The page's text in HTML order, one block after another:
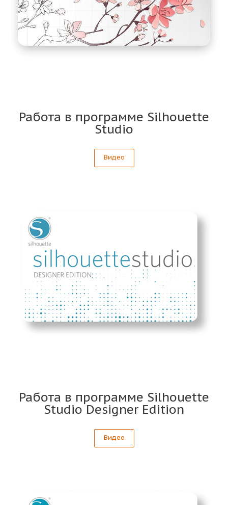
Работа в программе Silhouette
Studio
Видео
Работа в программе Silhouette
Studio Designer Edition
Видео